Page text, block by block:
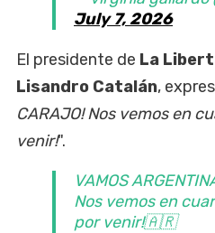
July 7, 2026
El presidente de La
Lisandro Catalán,
CARAJO! Nos vemos en
venir!".
VAMOS
Nos vemos en
por venir!🇦🇷